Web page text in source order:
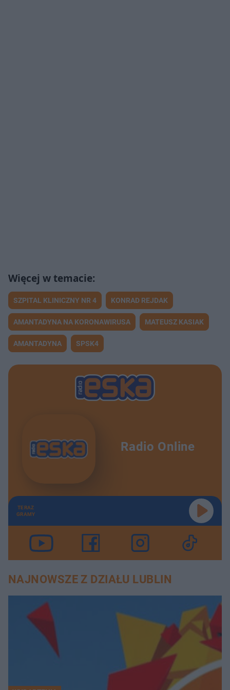
SZPITAL KLINICZNY NR 4 KONRAD REJDAK
AMANTADYNA NA KORONAWIRUSA MATEUSZ KASIAK
AMANTADYNA SPSK4
Radio Online
TERAZ
GRAMY
NAJNOWSZE Z DZIAŁU LUBLIN